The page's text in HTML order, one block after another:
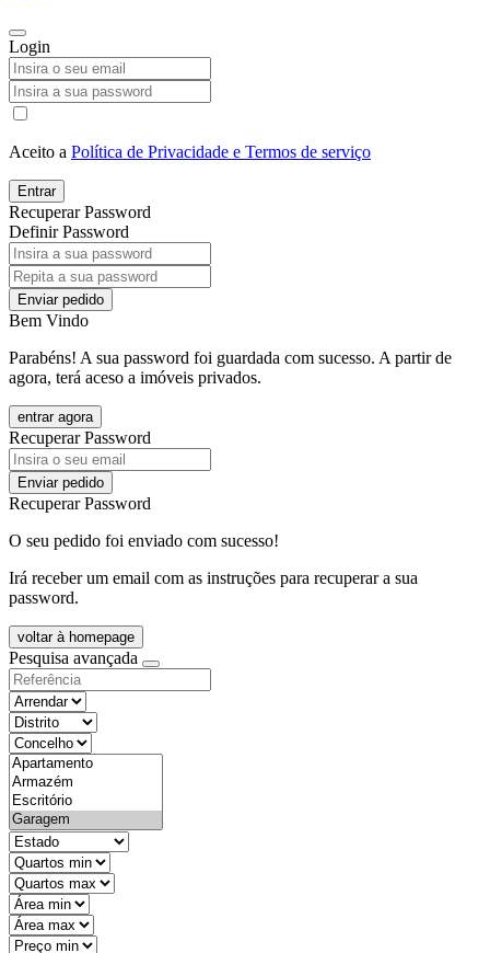
Login
Aceito a Política de Privacidade e Termos de serviço
Entrar
Recuperar Password
Definir Password
Enviar pedido
Bem Vindo
Parabéns! A sua password foi guardada com sucesso. A partir de
agora, terá aceso a imóveis privados.
entrar agora
Recuperar Password
Enviar pedido
Recuperar Password
O seu pedido foi enviado com sucesso!
Irá receber um email com as instruções para recuperar a sua
password.
voltar à homepage
Pesquisa avançada
objective
districtId
countyId
types
state
mintypo
maxtypo
minarea
maxarea
minprice